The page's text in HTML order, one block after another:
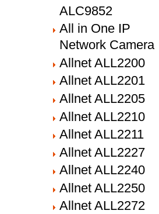
ALC9852
All in One IP
Network Camera
Allnet ALL2200
Allnet ALL2201
Allnet ALL2205
Allnet ALL2210
Allnet ALL2211
Allnet ALL2227
Allnet ALL2240
Allnet ALL2250
Allnet ALL2272